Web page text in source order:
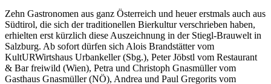
Zehn Gastronomen aus ganz Österreich und heuer erstmals auch aus
Südtirol, die sich der traditionellen Bierkultur verschrieben haben,
erhielten erst kürzlich diese Auszeichnung in der Stiegl-Brauwelt in
Salzburg. Ab sofort dürfen sich Alois Brandstätter vom
KultURWirtshaus Urbankeller (Sbg.), Peter Jöbstl vom Restaurant
& Bar freiwild (Wien), Petra und Christoph Gnasmüller vom
Gasthaus Gnasmüller (NÖ), Andrea und Paul Gregorits vom